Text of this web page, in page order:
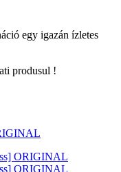
egy igazán ízletes